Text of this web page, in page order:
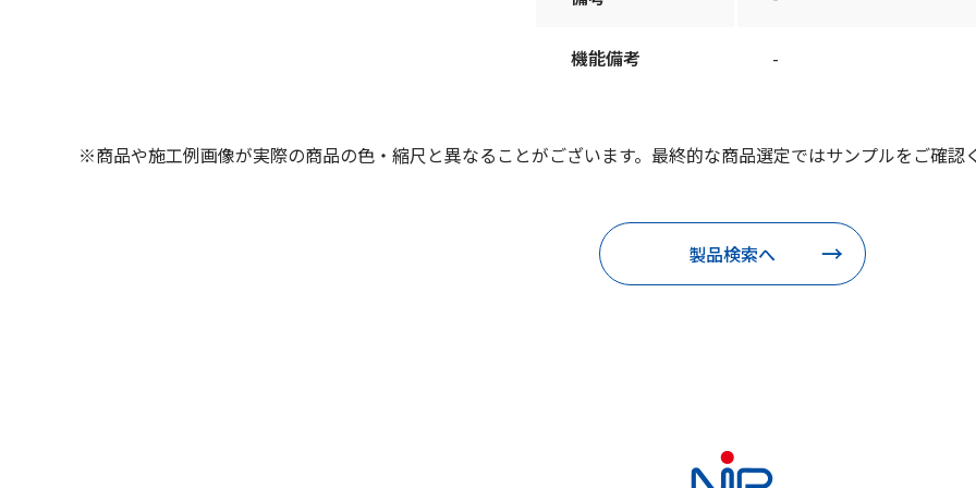
機能備考 -
※商品や施工例画像が実際の商品の色・縮尺と異なることがございます。最終的な商品選定ではサンプルをご確認
製品検索へ